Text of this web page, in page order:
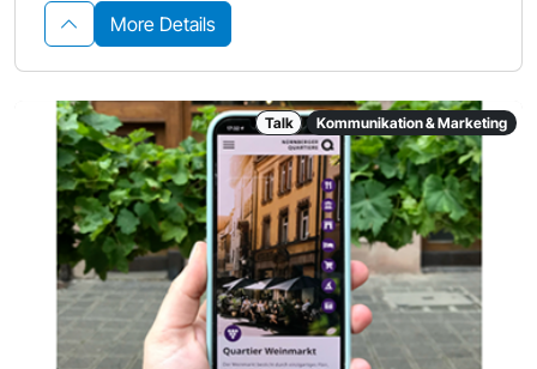
More Details
Talk Kommunikation & Marketing